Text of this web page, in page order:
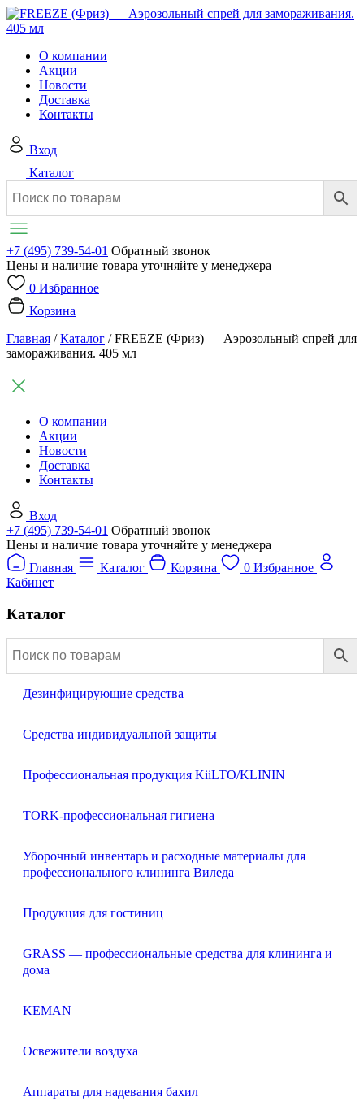
О компании
Акции
Новости
Доставка
Контакты
Вход
Каталог
+7 (495) 739-54-01 Обратный звонок
Цены и наличие товара уточняйте у менеджера
0 Избранное
Корзина
Главная /Каталог /FREEZE (Фриз) — Аэрозольный спрей для
замораживания. 405 мл
О компании
Акции
Новости
Доставка
Контакты
Вход
+7 (495) 739-54-01 Обратный звонок
Цены и наличие товара уточняйте у менеджера
Главная
Каталог Корзина 0 Избранное
Кабинет
Каталог
Дезинфицирующие средства
Средства индивидуальной защиты
Профессиональная продукция KiiLTO/KLININ
TORK-профессиональная гигиена
Уборочный инвентарь и расходные материалы для
профессионального клининга Виледа
Продукция для гостиниц
GRASS — профессиональные средства для клининга и
дома
KEMAN
Освежители воздуха
Аппараты для надевания бахил